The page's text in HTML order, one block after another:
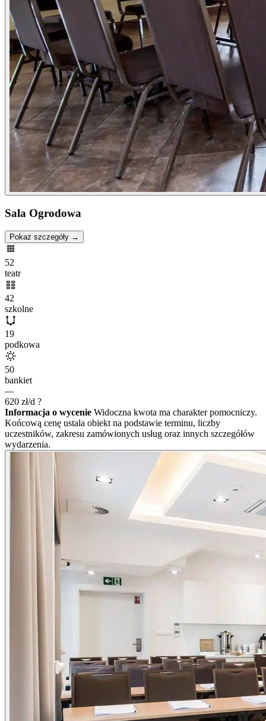
Sala Ogrodowa
Pokaż szczegóły →
52
teatr
42
szkolne
19
podkowa
50
bankiet
—
620 zł/d ?
Informacja o wycenie Widoczna kwota ma charakter pomocniczy.
Końcową cenę ustala obiekt na podstawie terminu, liczby
uczestników, zakresu zamówionych usług oraz innych szczegółów
wydarzenia.